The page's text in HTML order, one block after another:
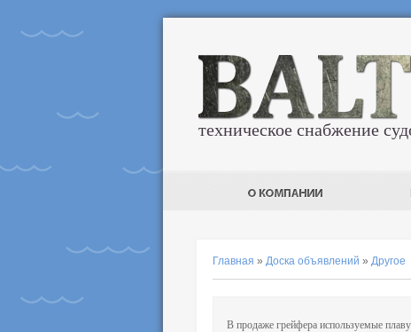
техническое снабжение
Главная » Доска объявлений » Другое
В продаже грейфера используемые